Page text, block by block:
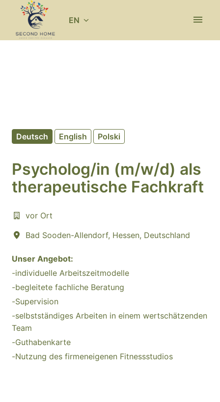
Homepage EN
Deutsch English Polski
Psycholog/in (m/w/d) als
therapeutische Fachkraft
vor Ort
Bad Sooden-Allendorf, Hessen, Deutschland
Unser Angebot:
-individuelle Arbeitszeitmodelle
-begleitete fachliche Beratung
-Supervision
-selbstständiges Arbeiten in einem wertschätzenden
Team
-Guthabenkarte
-Nutzung des firmeneigenen Fitnessstudios